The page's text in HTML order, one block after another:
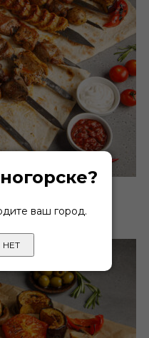
ваш город.
НЕТ